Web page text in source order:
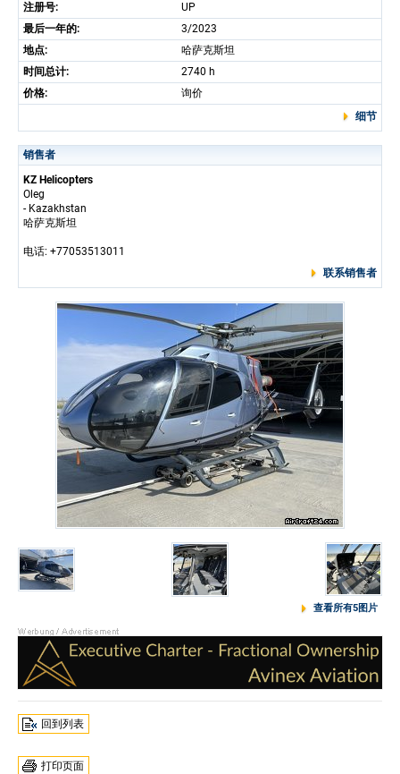
注册号:
UP
最后一年的:
3/2023
地点:
哈萨克斯坦
时间总计:
2740 h
价格:
询价
细节
销售者
KZ Helicopters
Oleg
- Kazakhstan
哈萨克斯坦
电话: +77053513011
联系销售者
查看所有5图片
回到列表
打印页面